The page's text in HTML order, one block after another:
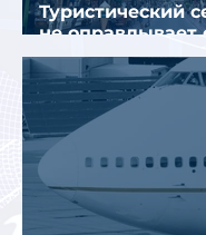
Туристический
не
отрасли